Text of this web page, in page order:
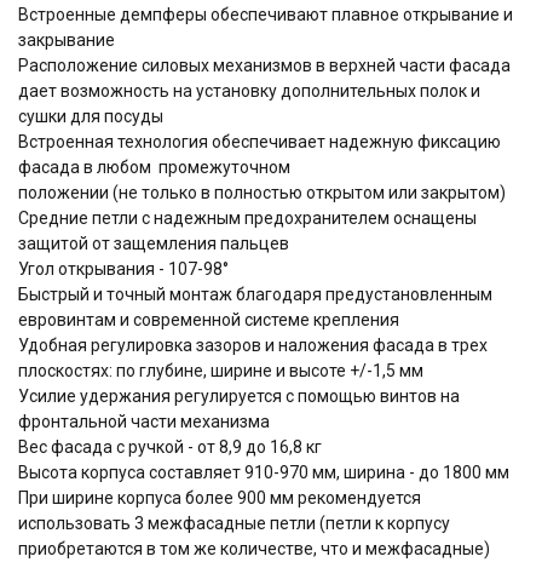
Встроенные демпферы обеспечивают плавное открывание и
закрывание
Расположение силовых механизмов в верхней части фасада
дает возможность на установку дополнительных полок и
сушки для посуды
Встроенная технология обеспечивает надежную фиксацию
фасада в любом промежуточном
положении (не только в полностью открытом или закрытом)
Средние петли с надежным предохранителем оснащены
защитой от защемления пальцев
Угол открывания - 107-98°
Быстрый и точный монтаж благодаря предустановленным
евровинтам и современной системе крепления
Удобная регулировка зазоров и наложения фасада в трех
плоскостях: по глубине, ширине и высоте +/-1,5 мм
Усилие удержания регулируется с помощью винтов на
фронтальной части механизма
Вес фасада с ручкой - от 8,9 до 16,8 кг
Высота корпуса составляет 910-970 мм, ширина - до 1800 мм
При ширине корпуса более 900 мм рекомендуется
использовать 3 межфасадные петли (петли к корпусу
приобретаются в том же количестве, что и межфасадные)